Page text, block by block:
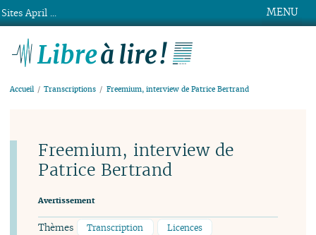
MENU
Accueil Transcriptions Freemium, interview de Patrice Bertrand
Freemium, interview de
Patrice Bertrand
Avertissement
Thèmes Transcription
Licences
Sites April ...